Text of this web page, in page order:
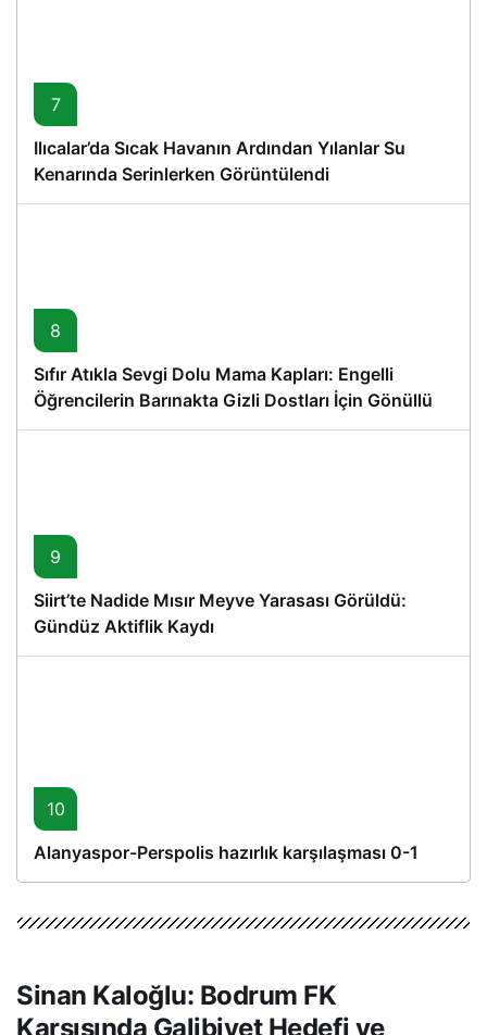
7
Ilıcalar’da Sıcak Havanın Ardından Yılanlar Su
Kenarında Serinlerken Görüntülendi
8
Sıfır Atıkla Sevgi Dolu Mama Kapları: Engelli
Öğrencilerin Barınakta Gizli Dostları İçin Gönüllü
Proje
9
Siirt’te Nadide Mısır Meyve Yarasası Görüldü:
Gündüz Aktiflik Kaydı
10
Alanyaspor-Perspolis hazırlık karşılaşması 0-1
Sinan Kaloğlu: Bodrum FK
Karşısında Galibiyet Hedefi ve